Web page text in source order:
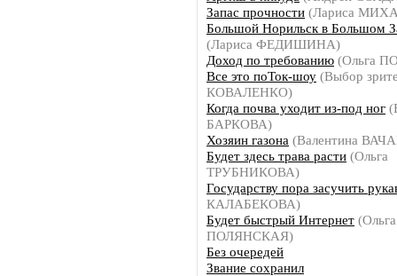
Запас прочности (Лариса
Большой Норильск в Большом
(Лариса ФЕДИШИНА)
Доход по требованию (Ольга
Все это поТок-шоу (Выбор
КОВАЛЕНКО)
Когда почва уходит из-под ног
БАРКОВА)
Хозяин газона (Валентина
Будет здесь трава расти (Ольга
ТРУБНИКОВА)
Государству пора засучить
КАЛАБЕКОВА)
Будет быстрый Интернет (Ольга
ПОЛЯНСКАЯ)
Без очередей
Звание сохранил